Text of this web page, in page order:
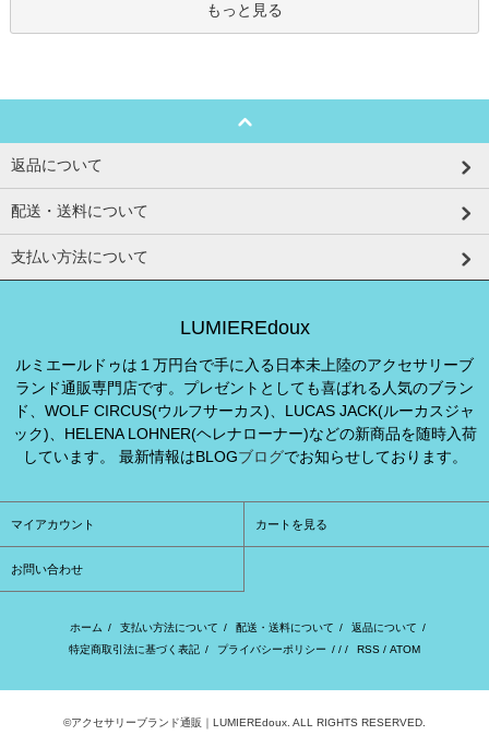
もっと見る
返品について
配送・送料について
支払い方法について
LUMIEREdoux
ルミエールドゥは１万円台で手に入る日本未上陸のアクセサリーブ
ランド通販専門店です。プレゼントとしても喜ばれる人気のブラン
ド、WOLF CIRCUS(ウルフサーカス)、LUCAS JACK(ルーカスジャ
ック)、HELENA LOHNER(ヘレナローナー)などの新商品を随時入荷
しています。 最新情報はBLOGブログでお知らせしております。
マイアカウント カートを見る
お問い合わせ
ホーム / 支払い方法について / 配送・送料について / 返品について /
特定商取引法に基づく表記 / プライバシーポリシー / / / RSS / ATOM
©アクセサリーブランド通販｜LUMIEREdoux. ALL RIGHTS RESERVED.